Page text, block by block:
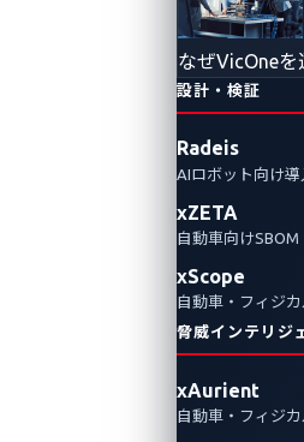
なぜVicOne
設計・検証
Radeis
AIロボット向け
xZETA
自動車向け
xScope
自動車・フィジ
脅威インテリジ
xAurient
自動車・フィジ
VicOneの車載侵入検知・
しました。これにより、
やサプライヤーの検証負
Automotive Cybersecurity